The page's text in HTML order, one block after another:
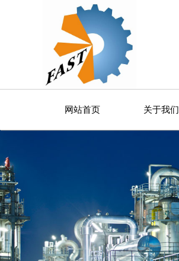
网站首页 关于我们